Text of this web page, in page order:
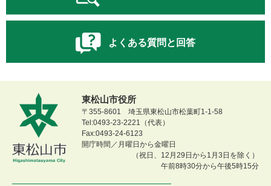
よくある質問と回答
東松山市役所
〒355-8601 埼玉県東松山市松葉町1-1-58
Tel:0493-23-2221（代表）
Fax:0493-24-6123
開庁時間／月曜日から金曜日
（祝日、12月29日から1月3日を除く）
午前8時30分から午後5時15分